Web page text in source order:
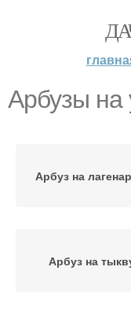
Арбузы на
Арбуз на
Арбуз на